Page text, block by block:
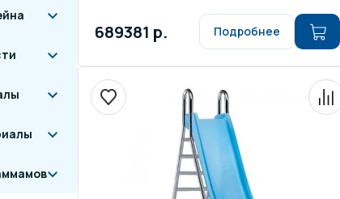
689381 р. Подробнее